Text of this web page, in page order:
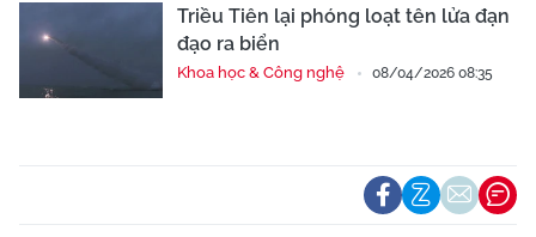
Triều Tiên lại phóng loạt tên lửa đạn
đạo ra biển
Khoa học & Công nghệ 08/04/2026 08:35